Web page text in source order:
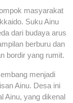
masyarakat
Suku Ainu
dari budaya arus
berburu dan
bordir yang rumit.
menjadi
Ainu. Desa ini
Ainu, yang dikenal